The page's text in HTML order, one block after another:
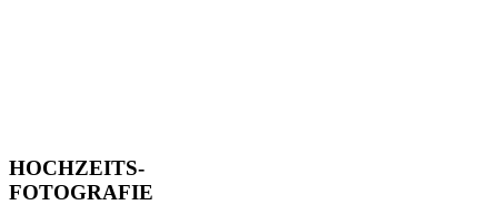
HOCHZEITS-
FOTOGRAFIE